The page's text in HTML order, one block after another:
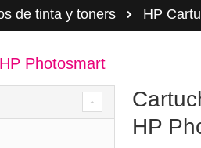
de tinta y toners HP
Photosmart
HP